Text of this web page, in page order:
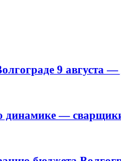
9 августа
динамике —